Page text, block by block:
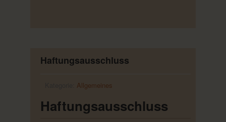
Haftungsausschluss
Allgemeines
Haftungsausschluss